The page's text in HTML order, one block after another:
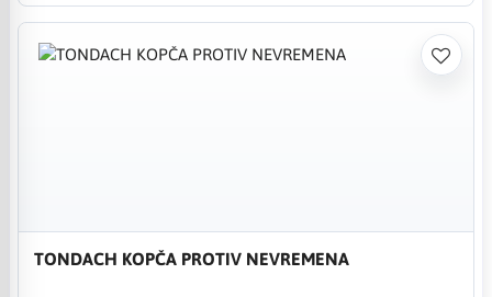
TONDACH KOPČA PROTIV NEVREMENA